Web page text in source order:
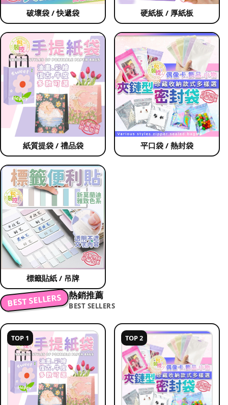
破壞袋 / 快遞袋 硬紙板 / 厚紙板
紙質提袋 / 禮品袋 平口袋 / 熱封袋
標籤貼紙 / 吊牌
BEST SELLERS 熱銷推薦
BEST SELLERS
TOP 1 TOP 2